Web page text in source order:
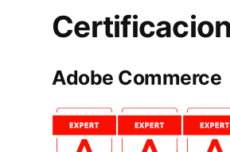
Adobe Commerce